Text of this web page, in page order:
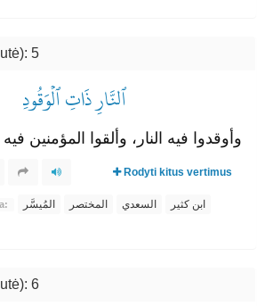
5
ٱلنَّارِ ذَاتِ ٱلۡوَقُودِ
وأوقدوا فيه النار، وألقوا المؤمنين فيه
Rodyti kitus vertimus
المُيسَّر المختصر السعدي
ابن كثير
6